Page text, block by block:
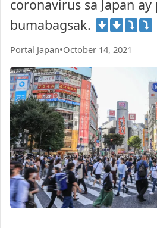
coronavirus sa Japan
bumabagsak.
Portal Japan•October 14, 2021